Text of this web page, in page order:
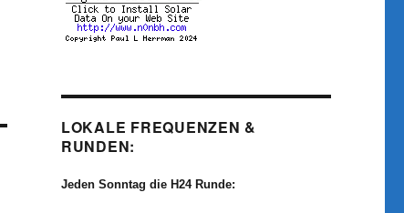
LOKALE FREQUENZEN &
RUNDEN:
Jeden Sonntag die H24 Runde: